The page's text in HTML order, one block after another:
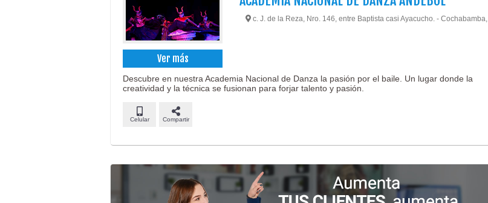
Ver más
c. J. de la Reza, Nro. 146, entre Baptista casi Ayacucho. - Cochabamba,
Descubre en nuestra Academia Nacional de Danza la pasión por el baile. Un lugar donde la
creatividad y la técnica se fusionan para forjar talento y pasión.
Celular Compartir